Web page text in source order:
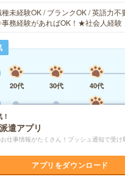
種未経験OK / ブランクOK / 英語力不
務経験があればOK！★社会人経験
20代
30代 40代
もっと見る
! 応募へ進む
遣アプリ
仕事情報がたくさん！プッシュ通知で受け
アプリをダウンロード